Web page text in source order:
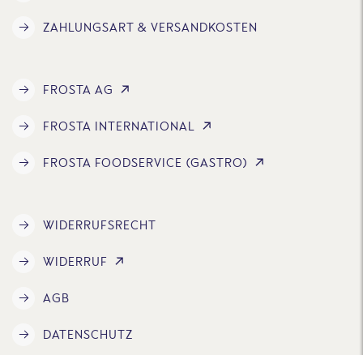
ZAHLUNGSART & VERSANDKOSTEN
FROSTA AG
FROSTA INTERNATIONAL
FROSTA FOODSERVICE (GASTRO)
WIDERRUFSRECHT
WIDERRUF
AGB
DATENSCHUTZ